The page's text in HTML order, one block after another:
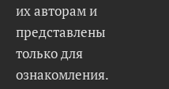
их авторам и
представлены
только для
ознакомления.